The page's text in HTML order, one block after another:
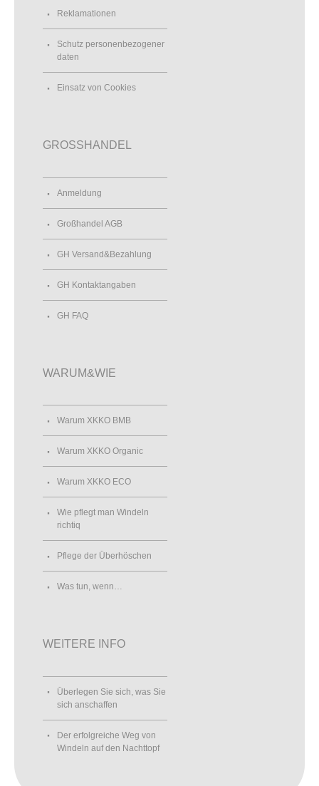
Reklamationen
Schutz personenbezogener
daten
Einsatz von Cookies
GROSSHANDEL
Anmeldung
Großhandel AGB
GH Versand&Bezahlung
GH Kontaktangaben
GH FAQ
WARUM&WIE
Warum XKKO BMB
Warum XKKO Organic
Warum XKKO ECO
Wie pflegt man Windeln
richtiq
Pflege der Überhöschen
Was tun, wenn…
WEITERE INFO
Überlegen Sie sich, was Sie
sich anschaffen
Der erfolgreiche Weg von
Windeln auf den Nachttopf